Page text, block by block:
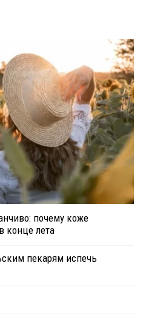
почему коже
конце лета
пекарям испечь